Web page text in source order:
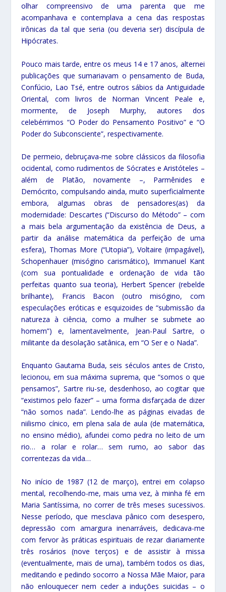
olhar compreensivo de uma parenta que me
acompanhava e contemplava a cena das respostas
irônicas da tal que seria (ou deveria ser) discípula de
Hipócrates.
Pouco mais tarde, entre os meus 14 e 17 anos, alternei
publicações que sumariavam o pensamento de Buda,
Confúcio, Lao Tsé, entre outros sábios da Antiguidade
Oriental, com livros de Norman Vincent Peale e,
mormente, de Joseph Murphy, autores dos
celebérrimos “O Poder do Pensamento Positivo” e “O
Poder do Subconsciente”, respectivamente.
De permeio, debruçava-me sobre clássicos da filosofia
ocidental, como rudimentos de Sócrates e Aristóteles –
além de Platão, novamente –, Parmênides e
Demócrito, compulsando ainda, muito superficialmente
embora, algumas obras de pensadores(as) da
modernidade: Descartes (“Discurso do Método” – com
a mais bela argumentação da existência de Deus, a
partir da análise matemática da perfeição de uma
esfera), Thomas More (“Utopia”), Voltaire (impagável),
Schopenhauer (misógino carismático), Immanuel Kant
(com sua pontualidade e ordenação de vida tão
perfeitas quanto sua teoria), Herbert Spencer (rebelde
brilhante), Francis Bacon (outro misógino, com
especulações eróticas e esquizoides de “submissão da
natureza à ciência, como a mulher se submete ao
homem”) e, lamentavelmente, Jean-Paul Sartre, o
militante da desolação satânica, em “O Ser e o Nada”.
Enquanto Gautama Buda, seis séculos antes de Cristo,
lecionou, em sua máxima suprema, que “somos o que
pensamos”, Sartre riu-se, desdenhoso, ao cogitar que
“existimos pelo fazer” – uma forma disfarçada de dizer
“não somos nada”. Lendo-lhe as páginas eivadas de
niilismo cínico, em plena sala de aula (de matemática,
no ensino médio), afundei como pedra no leito de um
rio… a rolar e rolar… sem rumo, ao sabor das
correntezas da vida…
No início de 1987 (12 de março), entrei em colapso
mental, recolhendo-me, mais uma vez, à minha fé em
Maria Santíssima, no correr de três meses sucessivos.
Nesse período, que mesclava pânico com desespero,
depressão com amargura inenarráveis, dedicava-me
com fervor às práticas espirituais de rezar diariamente
três rosários (nove terços) e de assistir à missa
(eventualmente, mais de uma), também todos os dias,
meditando e pedindo socorro a Nossa Mãe Maior, para
não enlouquecer nem ceder a induções suicidas – o